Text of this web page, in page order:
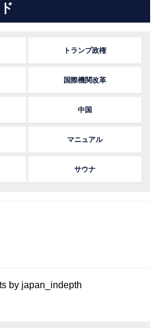
トランプ政権
国際機関改革
中国
マニュアル
サウナ
by japan_indepth